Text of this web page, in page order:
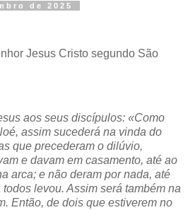
de 2025
Jesus Cristo segundo São
aos seus discípulos: «Como
assim sucederá na vinda do
que precederam o dilúvio,
e davam em casamento, até ao
arca; e não deram por nada, até
levou. Assim será também na
Então, de dois que estiverem no